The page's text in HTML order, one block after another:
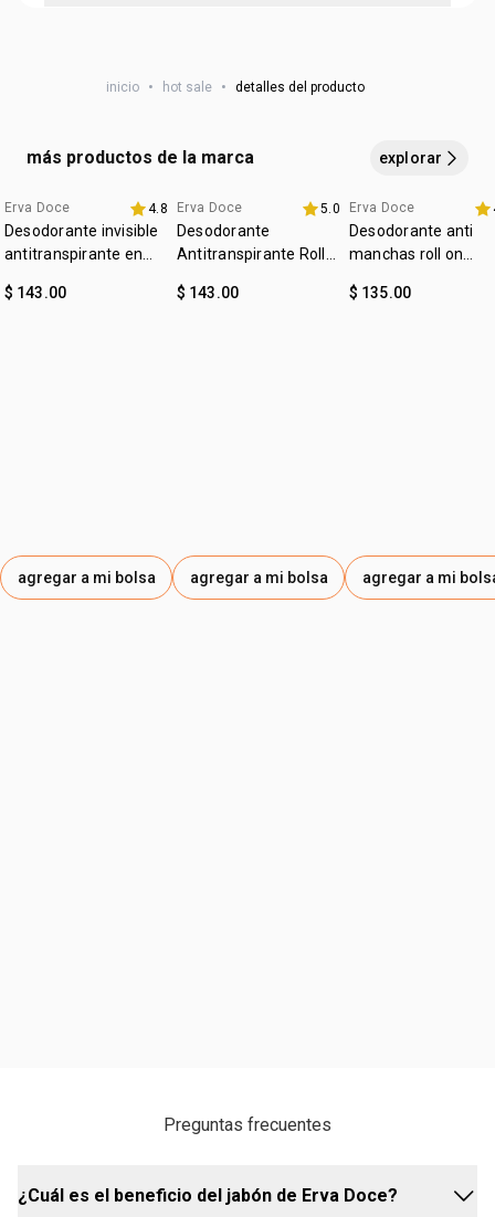
agua y siente la piel limpia y perfumada.
inicio • hot sale • detalles del producto
más productos de la marca explorar
Erva Doce 4.8
Desodorante invisible
antitranspirante en
$ 143.00
agregar a mi bolsa
Erva Doce 5.0
Desodorante
Antitranspirante Roll-
$ 143.00
agregar a mi bolsa
Más vendidos
Erva Doce
Desodorante anti
manchas roll on
Doce
$ 135.00
agregar a mi
Preguntas frecuentes
¿Cuál es el beneficio del jabón de Erva Doce?